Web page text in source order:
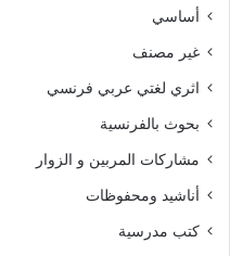
أساسي
غير مصنف
اثري لغتي عربي فرنسي
بحوث بالفرنسية
مشاركات المربين و الزوار
أناشيد ومحفوظات
كتب مدرسية